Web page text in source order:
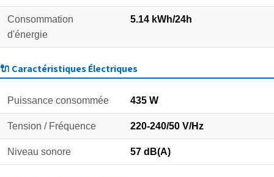
Consommation
d'énergie
5.14 kWh/24h
🔌 Caractéristiques Électriques
Puissance consommée 435 W
Tension / Fréquence 220-240/50 V/Hz
Niveau sonore 57 dB(A)